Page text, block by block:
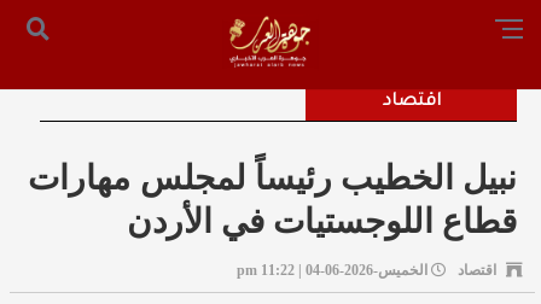
الرئيسية
التحرير: المستشار محمد صالح الملكاوي [ 00962795755033 ]
اقتصاد
نبيل الخطيب رئيساً لمجلس مهارات
قطاع اللوجستيات في الأردن
اقتصاد الخميس-2026-06-04 | 11:22 pm